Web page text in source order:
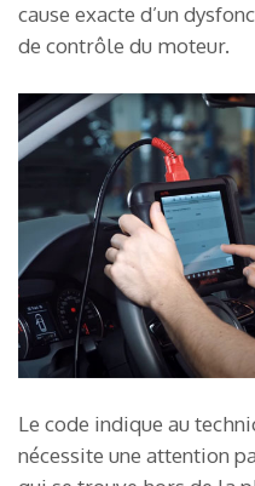
cause exacte d’un
de contrôle du moteur.
Le code indique au
nécessite une attention